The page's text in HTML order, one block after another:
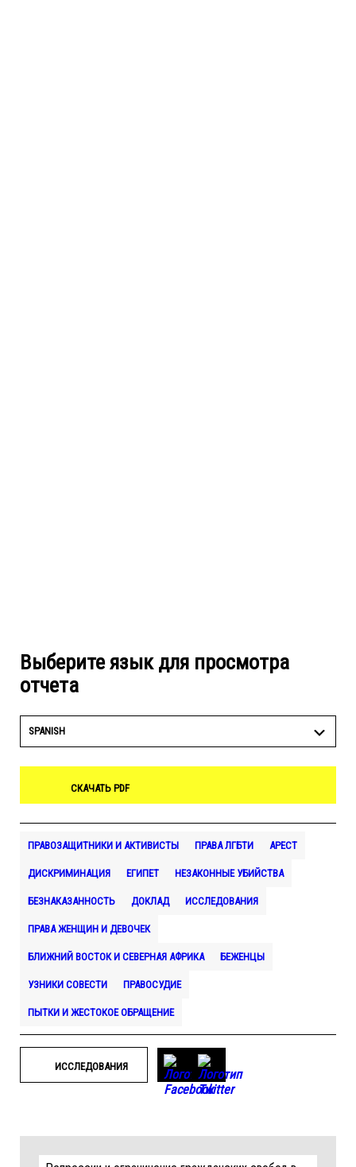
Выберите язык для просмотра
отчета
SPANISH
СКАЧАТЬ PDF
ПРАВОЗАЩИТНИКИ И АКТИВИСТЫ ПРАВА ЛГБТИ АРЕСТ
ДИСКРИМИНАЦИЯ ЕГИПЕТ НЕЗАКОННЫЕ УБИЙСТВА
БЕЗНАКАЗАННОСТЬ ДОКЛАД ИССЛЕДОВАНИЯ
ПРАВА ЖЕНЩИН И ДЕВОЧЕК
БЛИЖНИЙ ВОСТОК И СЕВЕРНАЯ АФРИКА БЕЖЕНЦЫ
УЗНИКИ СОВЕСТИ ПРАВОСУДИЕ
ПЫТКИ И ЖЕСТОКОЕ ОБРАЩЕНИЕ
ИССЛЕДОВАНИЯ